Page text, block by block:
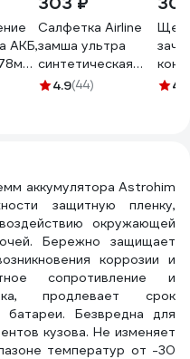
АКБ,
Салфетка Airline
замша ультра
синтетическая
ULTRA CHAMOIS в
4.9(44) 4.9
аккумулятора Astrohim
защитную пленку,
окружающей
Бережно защищает
коррозии и
сопротивление и
продлевает срок
батареи. Безвредна для
кузова. Не изменяет
температур от -30